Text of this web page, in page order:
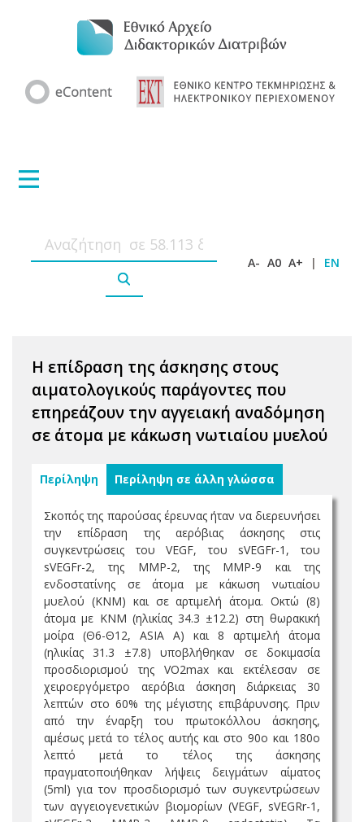
A- A0 A+ | EN
Η επίδραση της άσκησης στους
αιματολογικούς παράγοντες που
επηρεάζουν την αγγειακή αναδόμηση
σε άτομα με κάκωση νωτιαίου μυελού
Περίληψη Περίληψη σε άλλη γλώσσα
Σκοπός της παρούσας έρευνας ήταν να διερευνήσει
την επίδραση της αερόβιας άσκησης στις
συγκεντρώσεις του VEGF, του sVEGFr-1, του
sVEGFr-2, της MMP-2, της MMP-9 και της
ενδοστατίνης σε άτομα με κάκωση νωτιαίου
μυελού (ΚΝΜ) και σε αρτιμελή άτομα. Οκτώ (8)
άτομα με ΚΝΜ (ηλικίας 34.3 ±12.2) στη θωρακική
μοίρα (Θ6-Θ12, ASIA A) και 8 αρτιμελή άτομα
(ηλικίας 31.3 ±7.8) υποβλήθηκαν σε δοκιμασία
προσδιορισμού της VO2max και εκτέλεσαν σε
χειροεργόμετρο αερόβια άσκηση διάρκειας 30
λεπτών στο 60% της μέγιστης επιβάρυνσης. Πριν
από την έναρξη του πρωτοκόλλου άσκησης,
αμέσως μετά το τέλος αυτής και στο 90ο και 180ο
λεπτό μετά το τέλος της άσκησης
πραγματοποιήθηκαν λήψεις δειγμάτων αίματος
(5ml) για τον προσδιορισμό των συγκεντρώσεων
των αγγειογενετικών βιομορίων (VEGF, sVEGRr-1,